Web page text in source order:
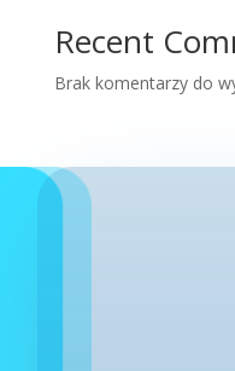
Recent
Brak komentarzy do